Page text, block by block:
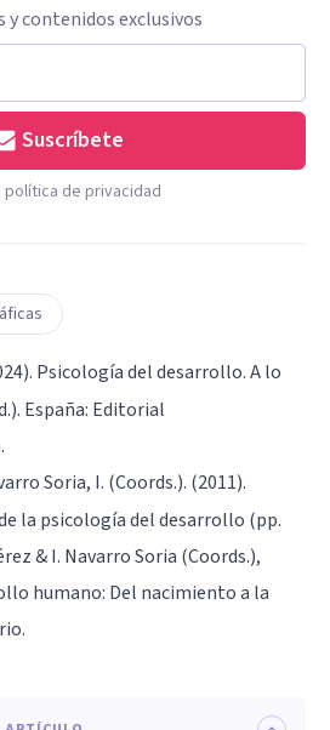
contenidos exclusivos
Suscríbete
de privacidad
Psicología del desarrollo. A lo
España: Editorial
Soria, I. (Coords.). (2011).
la psicología del desarrollo (pp.
& I. Navarro Soria (Coords.),
humano: Del nacimiento a la